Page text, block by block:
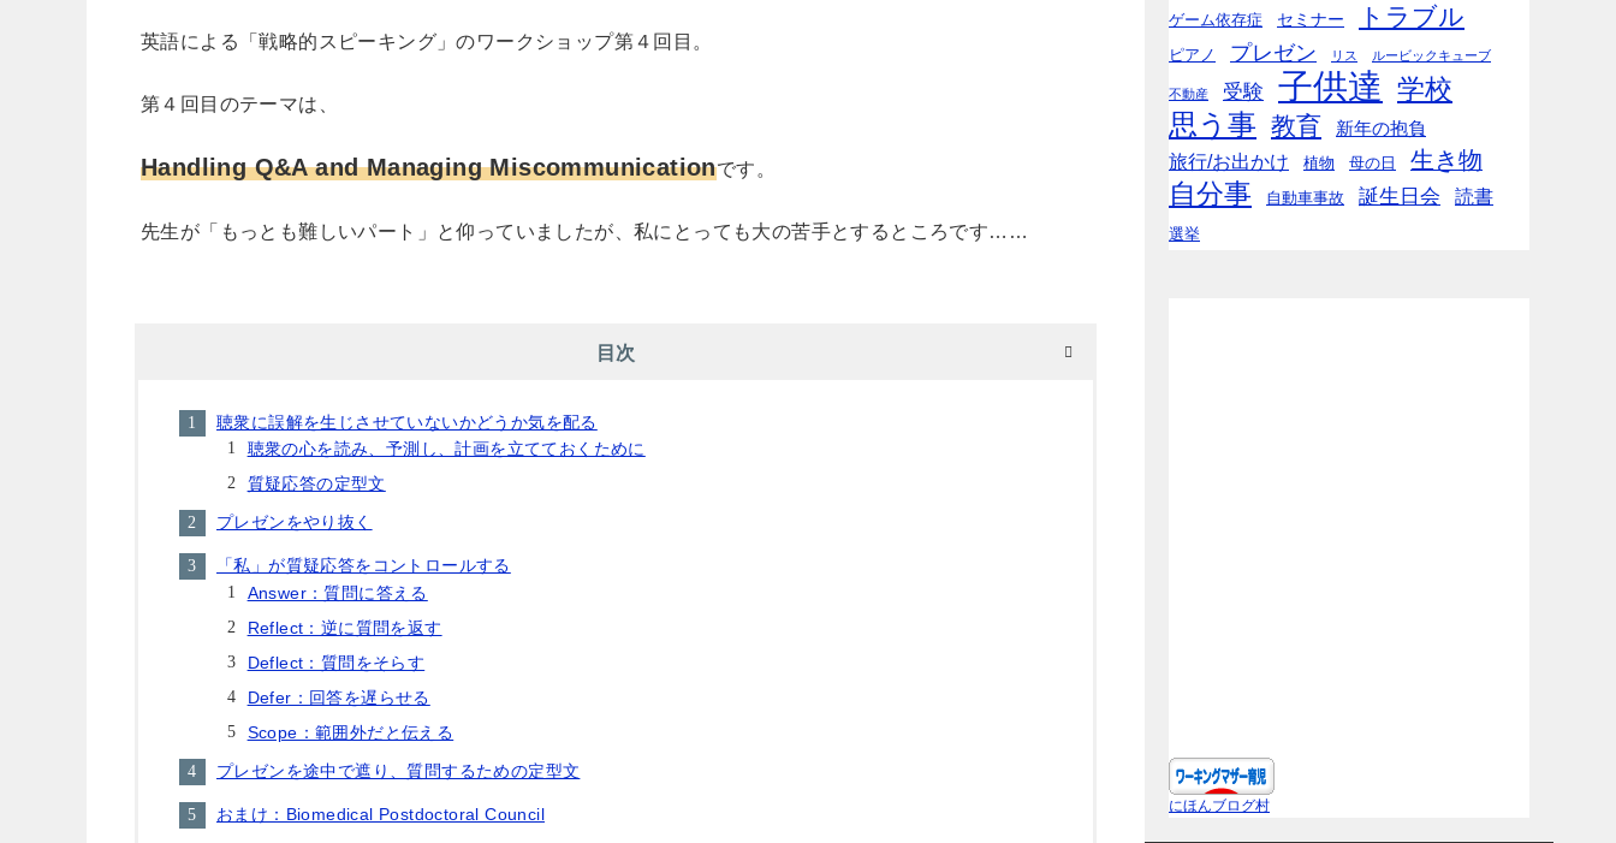
英語による「戦略的スピーキング」のワークショップ第４回目。
第４回目のテーマは、
Handling Q&A and Managing Miscommunicationです。
先生が「もっとも難しいパート」と仰っていましたが、私にとっても大の苦手とするところです……
目次
聴衆に誤解を生じさせていないかどうか気を配る
聴衆の心を読み、予測し、計画を立てておくために
質疑応答の定型文
プレゼンをやり抜く
「私」が質疑応答をコントロールする
Answer：質問に答える
Reflect：逆に質問を返す
Deflect：質問をそらす
Defer：回答を遅らせる
Scope：範囲外だと伝える
プレゼンを途中で遮り、質問するための定型文
おまけ：Biomedical Postdoctoral Council
ゲーム依存症 セミナー トラブル
ピアノ プレゼン リス ルービックキューブ
不動産 受験 子供達 学校
思う事 教育 新年の抱負
旅行/お出かけ 植物 母の日 生き物
自分事 自動車事故 誕生日会 読書
選挙
にほんブログ村